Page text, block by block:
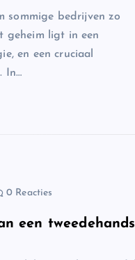
sommige bedrijven zo
geheim ligt in een
en een cruciaal
In…
0 Reacties
een tweedehands